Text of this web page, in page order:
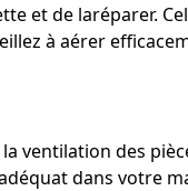
et de laréparer.
à aérer
ventilation des
dans votre